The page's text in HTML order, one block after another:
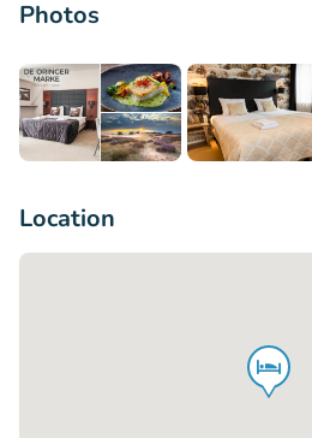
Photos
Location